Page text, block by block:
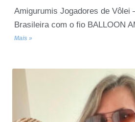
Amigurumis Jogadores de Vôlei
Brasileira com o fio BALLOON
Mais »